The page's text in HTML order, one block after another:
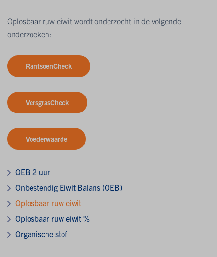
Oplosbaar ruw eiwit wordt onderzocht in de volgende
onderzoeken:
RantsoenCheck
VersgrasCheck
Voederwaarde
OEB 2 uur
Onbestendig Eiwit Balans (OEB)
Oplosbaar ruw eiwit
Oplosbaar ruw eiwit %
Organische stof